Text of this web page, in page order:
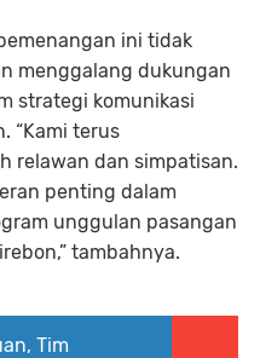
ini tidak
menggalang dukungan
strategi komunikasi
“Kami terus
relawan dan simpatisan.
penting dalam
unggulan pasangan
tambahnya.
Tim